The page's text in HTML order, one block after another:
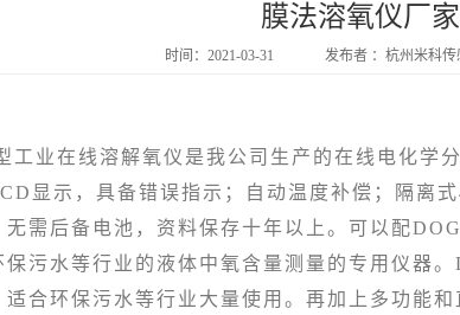
膜法溶氧仪厂家
时间：2021-03-31 发布者 ：杭州米科传
在线溶解氧仪是我公司生产的在线电化学分
显示，具备错误指示；自动温度补偿；隔离
需后备电池，资料保存十年以上。可以配
污水等行业的液体中氧含量测量的专用仪器
合环保污水等行业大量使用。再加上多功能